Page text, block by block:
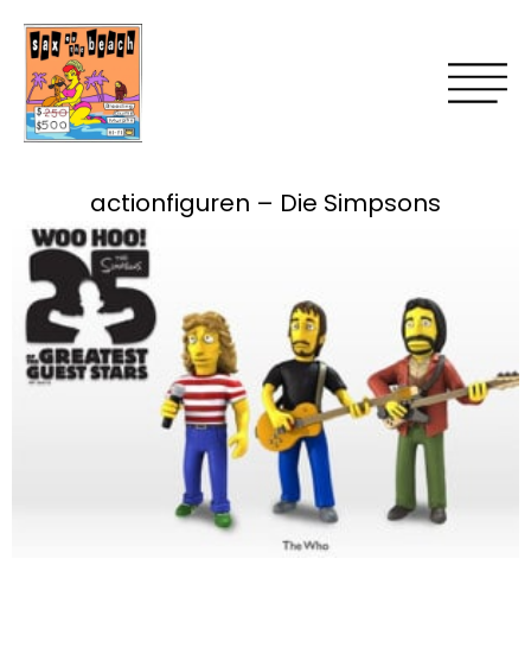
actionfiguren – Die Simpsons